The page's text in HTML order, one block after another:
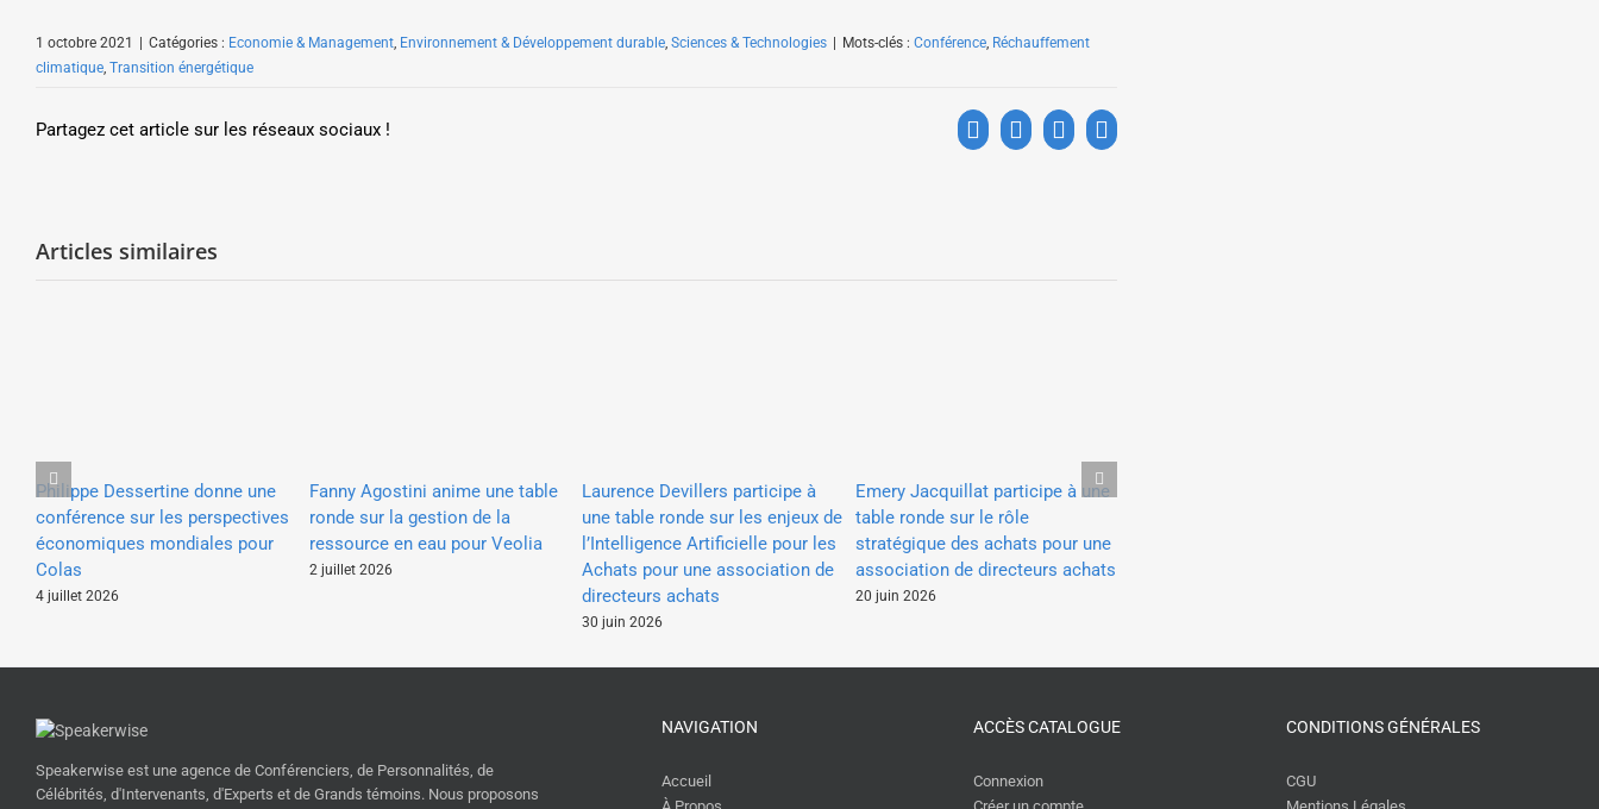
1 octobre 2021 Catégories : Economie & Management, Environnement & Développement durable, Sciences & Technologies Mots-clés : Conférence, Réchauffement
climatique, Transition énergétique
Partagez cet article sur les réseaux sociaux ! Facebook
X LinkedIn
Email
Articles similaires
Philippe Dessertine donne une
conférence sur les perspectives
économiques mondiales pour
Colas
4 juillet 2026
Fanny Agostini anime une table
ronde sur la gestion de la
ressource en eau pour Veolia
2 juillet 2026
Laurence Devillers participe à
une table ronde sur les enjeux de
l’Intelligence Artificielle pour les
Achats pour une association de
directeurs achats
30 juin 2026
Emery Jacquillat participe à une
table ronde sur le rôle
stratégique des achats pour une
association de directeurs achats
20 juin 2026
Speakerwise est une agence de Conférenciers, de Personnalités, de
Célébrités, d'Intervenants, d'Experts et de Grands témoins. Nous proposons
NAVIGATION
Accueil
ACCÈS CATALOGUE
Connexion
CONDITIONS GÉNÉRALES
CGU